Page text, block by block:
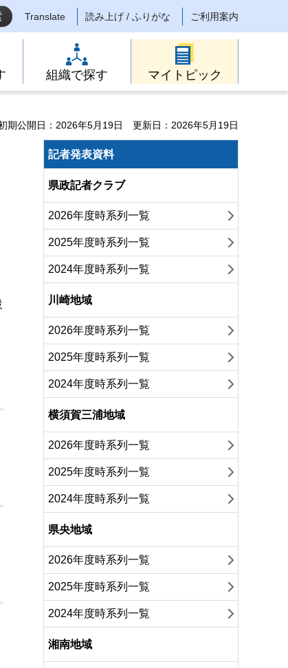
Translate 読み上げ / ふりがな ご利用案内
組織で探す マイトピック
期公開日：2026年5月19日 更新日：2026年5月19日
記者発表資料
県政記者クラブ
2026年度時系列一覧
2025年度時系列一覧
2024年度時系列一覧
川崎地域
2026年度時系列一覧
2025年度時系列一覧
2024年度時系列一覧
横須賀三浦地域
2026年度時系列一覧
2025年度時系列一覧
2024年度時系列一覧
県央地域
2026年度時系列一覧
2025年度時系列一覧
2024年度時系列一覧
湘南地域